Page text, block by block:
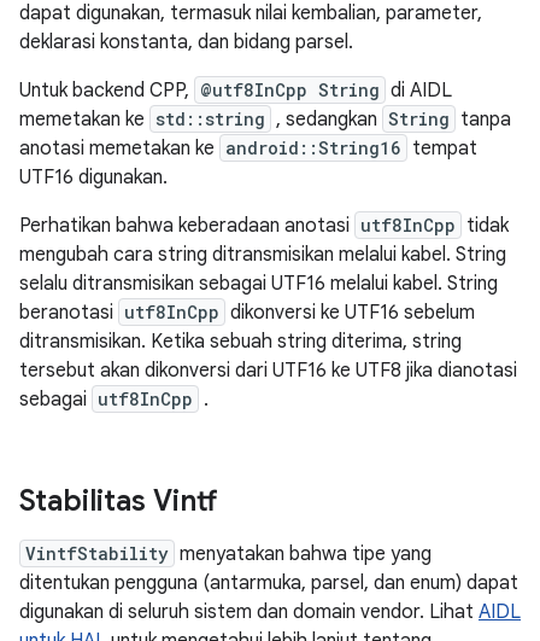
dapat digunakan, termasuk nilai kembalian, parameter,
deklarasi konstanta, dan bidang parsel.
Untuk backend CPP, @utf8InCpp String di AIDL
memetakan ke std::string , sedangkan String tanpa
anotasi memetakan ke android::String16 tempat
UTF16 digunakan.
Perhatikan bahwa keberadaan anotasi utf8InCpp tidak
mengubah cara string ditransmisikan melalui kabel. String
selalu ditransmisikan sebagai UTF16 melalui kabel. String
beranotasi utf8InCpp dikonversi ke UTF16 sebelum
ditransmisikan. Ketika sebuah string diterima, string
tersebut akan dikonversi dari UTF16 ke UTF8 jika dianotasi
sebagai utf8InCpp .
Stabilitas Vintf
VintfStability menyatakan bahwa tipe yang
ditentukan pengguna (antarmuka, parsel, dan enum) dapat
digunakan di seluruh sistem dan domain vendor. Lihat AIDL